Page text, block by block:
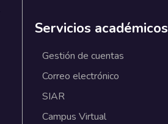
Servicios académicos
Gestión de cuentas
Correo electrónico
SIAR
Campus Virtual